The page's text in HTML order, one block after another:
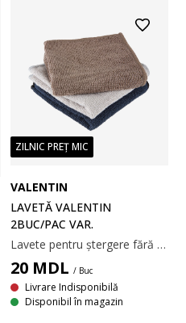
ZILNIC PREȚ MIC
VALENTIN
LAVETĂ VALENTIN
2BUC/PAC VAR.
Lavete pentru ștergere fără urme și curățarea suprafețelor delicate. Realizate dintr-un amestec de poliester și poliamidă care absoarbe eficient umiditatea fără a zgâria. Lavetele sunt lavabile la mașină la 60°C. 2 bucăți. Disponibile în culori asortate. 30x30 cm
20 MDL / Buc
Livrare Indisponibilă
Disponibil în magazin